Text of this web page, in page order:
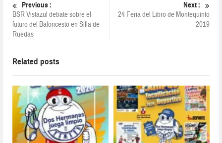
Previous :
BSR Vistazul debate sobre el
futuro del Baloncesto en Silla de
Ruedas
Next :
24 Feria del Libro de Montequinto
2019
Related posts